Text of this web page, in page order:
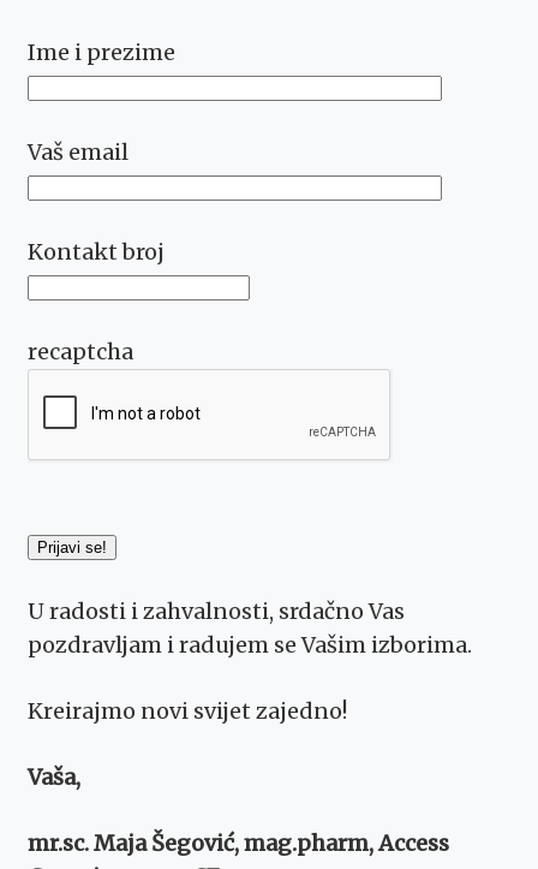
Ime i prezime
Vaš email
Kontakt broj
recaptcha
U radosti i zahvalnosti, srdačno Vas
pozdravljam i radujem se Vašim izborima.
Kreirajmo novi svijet zajedno!
Vaša,
mr.sc. Maja Šegović, mag.pharm, Access